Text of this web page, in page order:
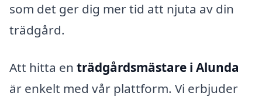
som det ger dig mer tid att njuta av din
trädgård.
Att hitta en trädgårdsmästare i Alunda
är enkelt med vår plattform. Vi erbjuder